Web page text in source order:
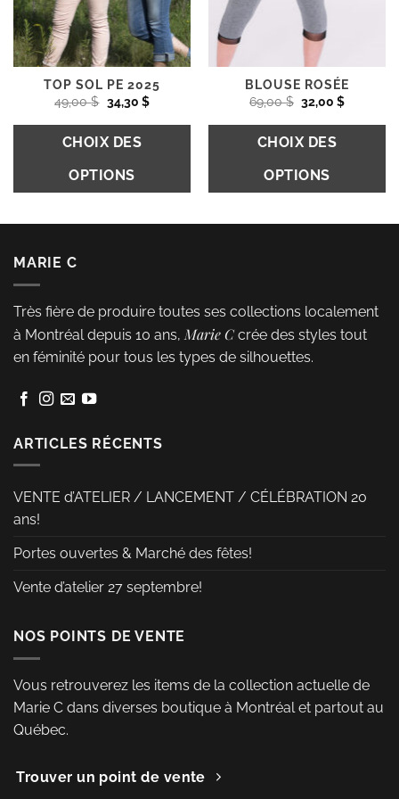
sur
la
page
produit
sur
la
page
produit
TOP SOL PE 2025
49,00$ Le
prix
initial
était :
49,00 $.
34,30 $Le
actuel
CHOIX DES
OPTIONS
a
plusieurs
variations.
Les
options
être
sur
la
du
produit
BLOUSE ROSÉE
69,00$ Le
prix
initial
était :
69,00 $.
32,00$Le
actuel
CHOIX DES
OPTIONS
variations.
Les
options
du
MARIE C
Très fière de produire toutes ses collections localement
à Montréal depuis 10 ans,Marie Ccrée des styles tout
en féminité pour tous les types de silhouettes.
ARTICLES RÉCENTS
VENTE d’ATELIER / LANCEMENT / CÉLÉBRATION 20
ans!
Portes ouvertes & Marché des fêtes!
Vente d’atelier 27 septembre!
NOS POINTS DE VENTE
Vous retrouverez les items de la collection actuelle de
Marie C dans diverses boutique à Montréal et partout au
Québec.
Trouver un point de vente